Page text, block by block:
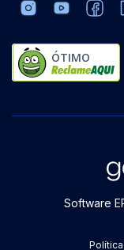
ÓTIMO
Software